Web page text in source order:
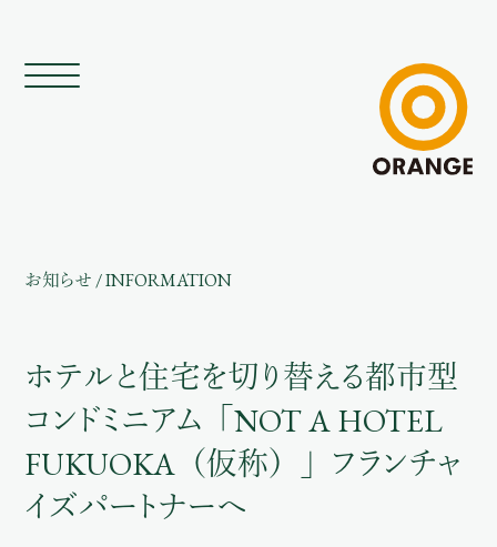
お知らせ /INFORMATION
ホテルと住宅を切り替える都市型
コンドミニアム「NOT A HOTEL
FUKUOKA（仮称）」フランチャ
イズパートナーへ